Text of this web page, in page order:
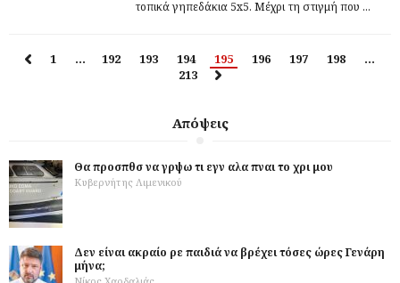
τοπικά γηπεδάκια 5x5. Μέχρι τη στιγμή που ...
1 … 192 193 194 195 196 197 198
…
213
Απόψεις
Θα προσπθσ να γρψω τι εγν αλα πναι το χρι μου
Κυβερνήτης Λιμενικού
Δεν είναι ακραίο ρε παιδιά να βρέχει τόσες ώρες Γενάρη
μήνα;